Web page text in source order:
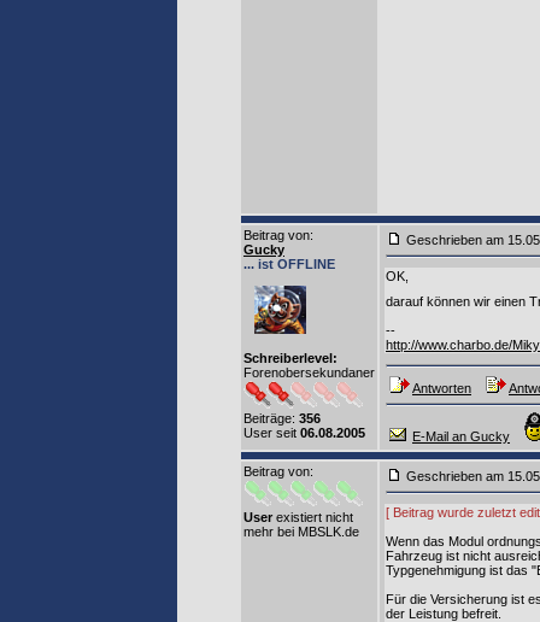
Beitrag von:
Gucky
... ist OFFLINE
Schreiberlevel:
Forenobersekundaner
Beiträge: 356
User seit 06.08.2005
Geschrieben am
OK,
darauf können wir einen
--
http://www.charbo.de/Miky
Antworten
E-Mail an Gucky
Beitrag von:
User existiert nicht
mehr bei MBSLK.de
Geschrieben am
[ Beitrag wurde zuletzt
Wenn das Modul
Fahrzeug ist nicht
Typgenehmigung ist das
Für die Versicherung ist
der Leistung befreit.